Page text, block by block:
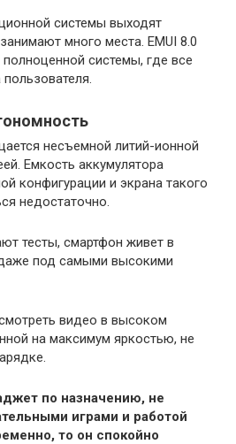
системы выходят
много места. EMUI 8.0
полноценной системы, где все
несъемной литий-ионной
Емкость аккумулятора
конфигурации и экрана такого
недостаточно.
тесты, смартфон живет в
под самыми высокими
видео в высоком
на максимум яркостью, не
по назначению, не
играми и работой
то он спокойно